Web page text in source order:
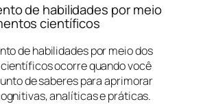
de habilidades por meio
científicos
de habilidades por meio dos
ocorre quando você
de saberes para aprimorar
analíticas e práticas.